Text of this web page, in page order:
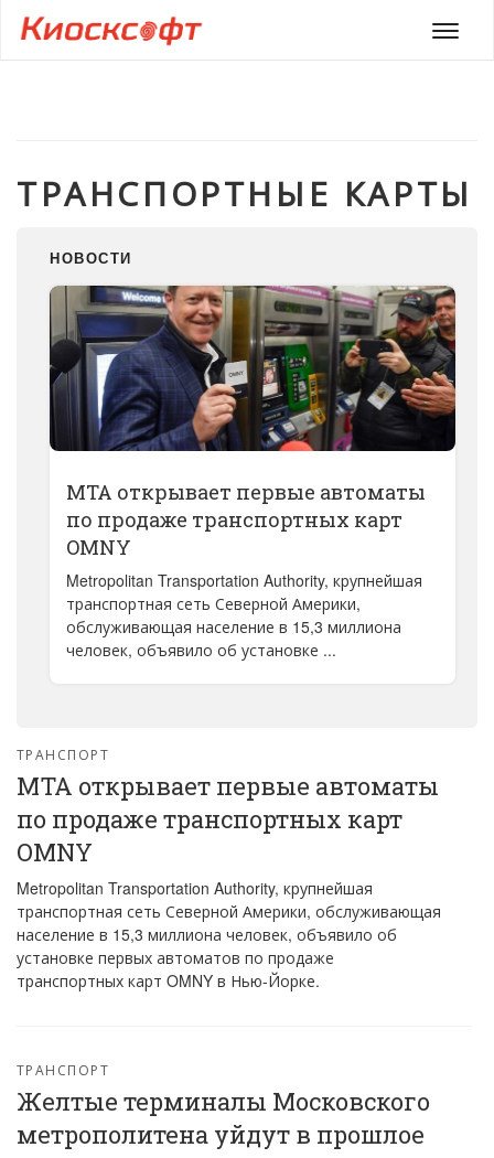
Меню
ТРАНСПОРТНЫЕ КАРТЫ
НОВОСТИ
MTA открывает первые автоматы
по продаже транспортных карт
OMNY
Metropolitan Transportation Authority, крупнейшая
транспортная сеть Северной Америки,
обслуживающая население в 15,3 миллиона
человек, объявило об установке ...
ТРАНСПОРТ
MTA открывает первые автоматы
по продаже транспортных карт
OMNY
Metropolitan Transportation Authority, крупнейшая
транспортная сеть Северной Америки, обслуживающая
население в 15,3 миллиона человек, объявило об
установке первых автоматов по продаже
транспортных карт OMNY в Нью-Йорке.
ТРАНСПОРТ
Желтые терминалы Московского
метрополитена уйдут в прошлое